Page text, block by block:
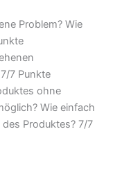
Problem? Wie
7 Punkte
ohne
Wie einfach
Produktes? 7/7